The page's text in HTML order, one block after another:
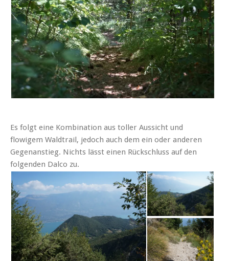
Es folgt eine Kombination aus toller Aussicht und
flowigem Waldtrail, jedoch auch dem ein oder anderen
Gegenanstieg. Nichts lässt einen Rückschluss auf den
folgenden Dalco zu.